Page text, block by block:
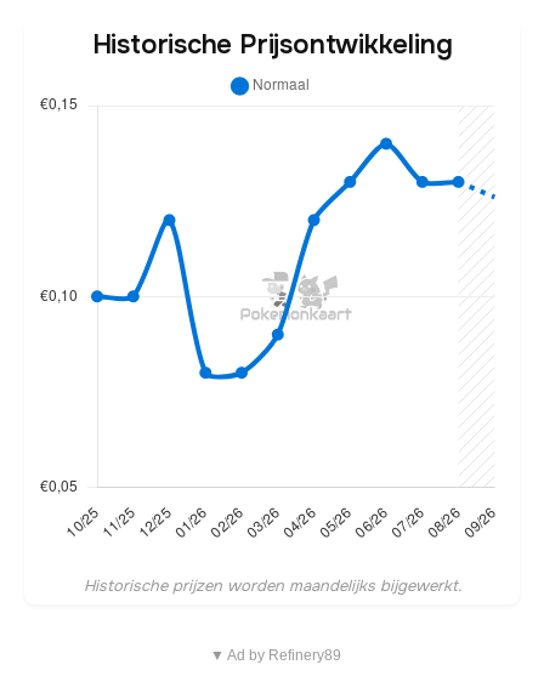
Historische Prijsontwikkeling
Historische prijzen worden maandelijks bijgewerkt.
▼ Ad by Refinery89